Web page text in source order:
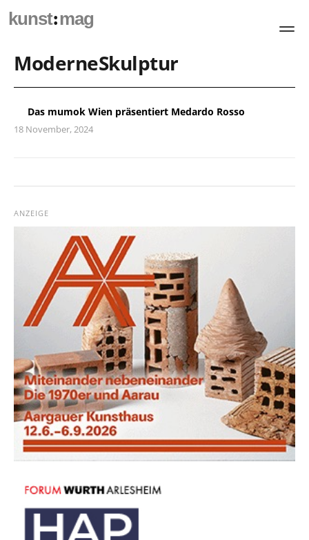
kunst:mag
ModerneSkulptur
Das mumok Wien präsentiert Medardo Rosso
18 November, 2024
ANZEIGE